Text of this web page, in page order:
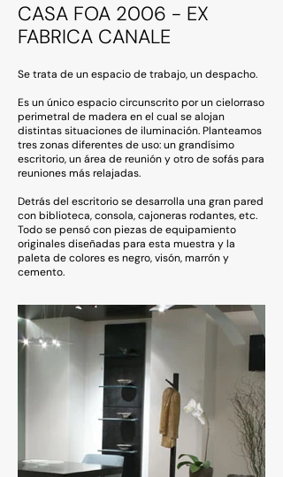
CASA FOA 2006 - EX
FABRICA CANALE
Se trata de un espacio de trabajo, un despacho.
Es un único espacio circunscrito por un cielorraso
perimetral de madera en el cual se alojan
distintas situaciones de iluminación. Planteamos
tres zonas diferentes de uso: un grandísimo
escritorio, un área de reunión y otro de sofás para
reuniones más relajadas.
Detrás del escritorio se desarrolla una gran pared
con biblioteca, consola, cajoneras rodantes, etc.
Todo se pensó con piezas de equipamiento
originales diseñadas para esta muestra y la
paleta de colores es negro, visón, marrón y
cemento.